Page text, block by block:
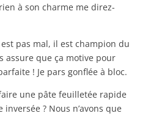
à son charme me direz-
pas mal, il est champion du
assure que ça motive pour
! Je pars gonflée à bloc.
une pâte feuilletée rapide
? Nous n’avons que